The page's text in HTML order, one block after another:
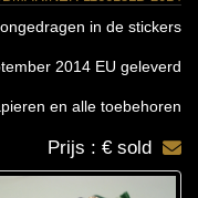
in de stickers
2014 EU geleverd
en alle toebehoren
Prijs : € sold